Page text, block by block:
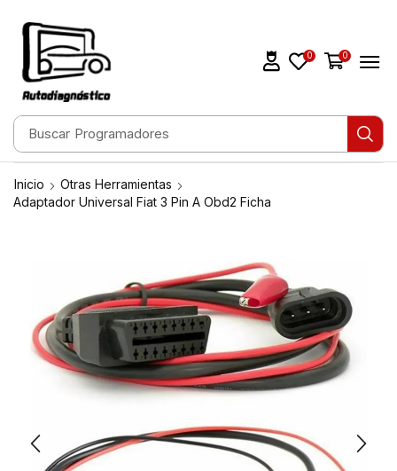
Buscar Programadores
0 0
Inicio
Otras Herramientas
Adaptador Universal Fiat 3 Pin A Obd2 Ficha